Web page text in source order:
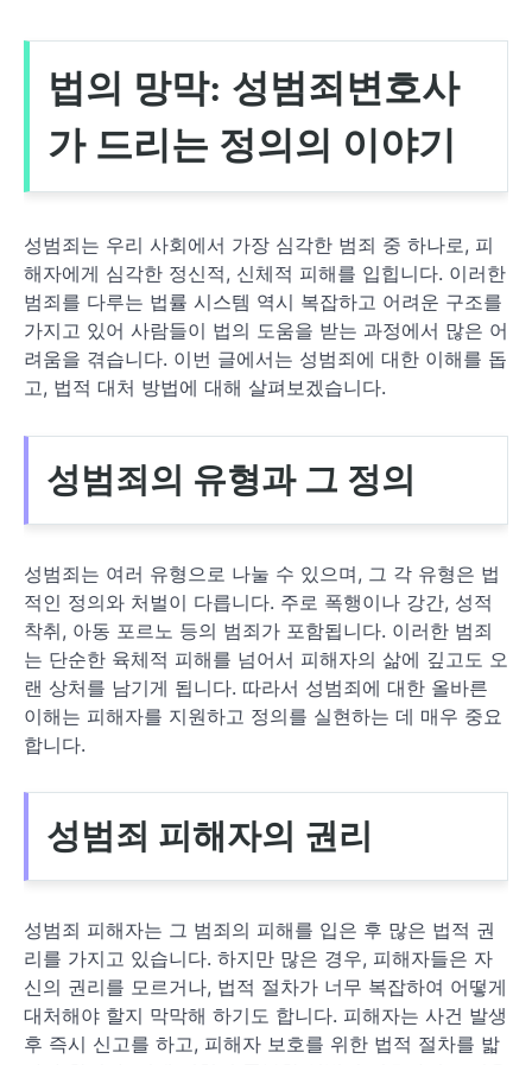
법의 망막: 성범죄변호사
가 드리는 정의의 이야기
성범죄는 우리 사회에서 가장 심각한 범죄 중 하나로, 피
해자에게 심각한 정신적, 신체적 피해를 입힙니다. 이러한
범죄를 다루는 법률 시스템 역시 복잡하고 어려운 구조를
가지고 있어 사람들이 법의 도움을 받는 과정에서 많은 어
려움을 겪습니다. 이번 글에서는 성범죄에 대한 이해를 돕
고, 법적 대처 방법에 대해 살펴보겠습니다.
성범죄의 유형과 그 정의
성범죄는 여러 유형으로 나눌 수 있으며, 그 각 유형은 법
적인 정의와 처벌이 다릅니다. 주로 폭행이나 강간, 성적
착취, 아동 포르노 등의 범죄가 포함됩니다. 이러한 범죄
는 단순한 육체적 피해를 넘어서 피해자의 삶에 깊고도 오
랜 상처를 남기게 됩니다. 따라서 성범죄에 대한 올바른
이해는 피해자를 지원하고 정의를 실현하는 데 매우 중요
합니다.
성범죄 피해자의 권리
성범죄 피해자는 그 범죄의 피해를 입은 후 많은 법적 권
리를 가지고 있습니다. 하지만 많은 경우, 피해자들은 자
신의 권리를 모르거나, 법적 절차가 너무 복잡하여 어떻게
대처해야 할지 막막해 하기도 합니다. 피해자는 사건 발생
후 즉시 신고를 하고, 피해자 보호를 위한 법적 절차를 밟